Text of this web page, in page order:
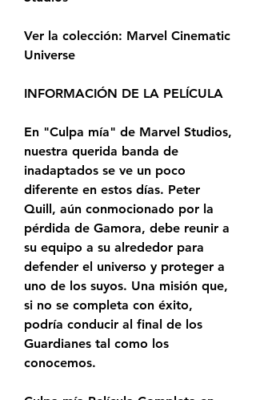
Ver la colección: Marvel Cinematic
Universe
INFORMACIÓN DE LA PELÍCULA
En "Culpa mía" de Marvel Studios,
nuestra querida banda de
inadaptados se ve un poco
diferente en estos días. Peter
Quill, aún conmocionado por la
pérdida de Gamora, debe reunir a
su equipo a su alrededor para
defender el universo y proteger a
uno de los suyos. Una misión que,
si no se completa con éxito,
podría conducir al final de los
Guardianes tal como los
conocemos.